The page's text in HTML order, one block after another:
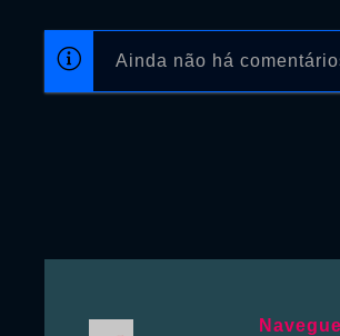
Ainda não há
Navegue